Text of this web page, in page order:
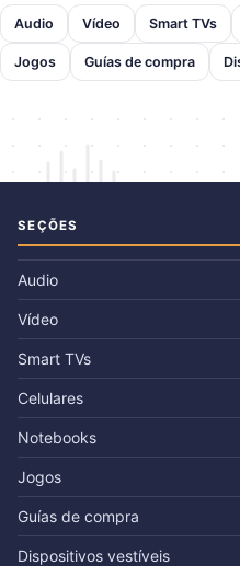
Audio Vídeo Smart TVs
Jogos Guías de compra
SEÇÕES
Audio
Vídeo
Smart TVs
Celulares
Notebooks
Jogos
Guías de compra
Dispositivos vestíveis